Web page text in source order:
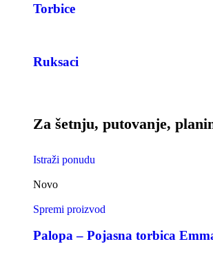
Torbice
Ruksaci
Za šetnju, putovanje,
Istraži ponudu
Novo
Spremi proizvod
Palopa – Pojasna torbica